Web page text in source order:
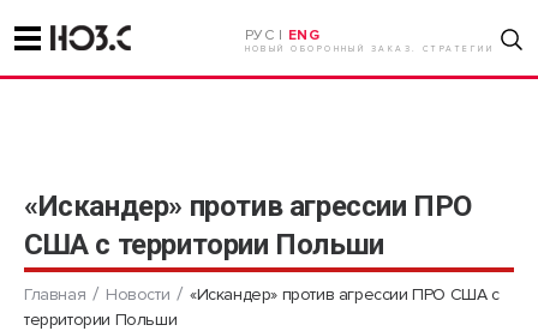
РУС | ENG
НОВЫЙ ОБОРОННЫЙ ЗАКАЗ. СТРАТЕГИИ
«Искандер» против агрессии ПРО
США с территории Польши
Главная Новости
«Искандер» против агрессии ПРО США с
территории Польши